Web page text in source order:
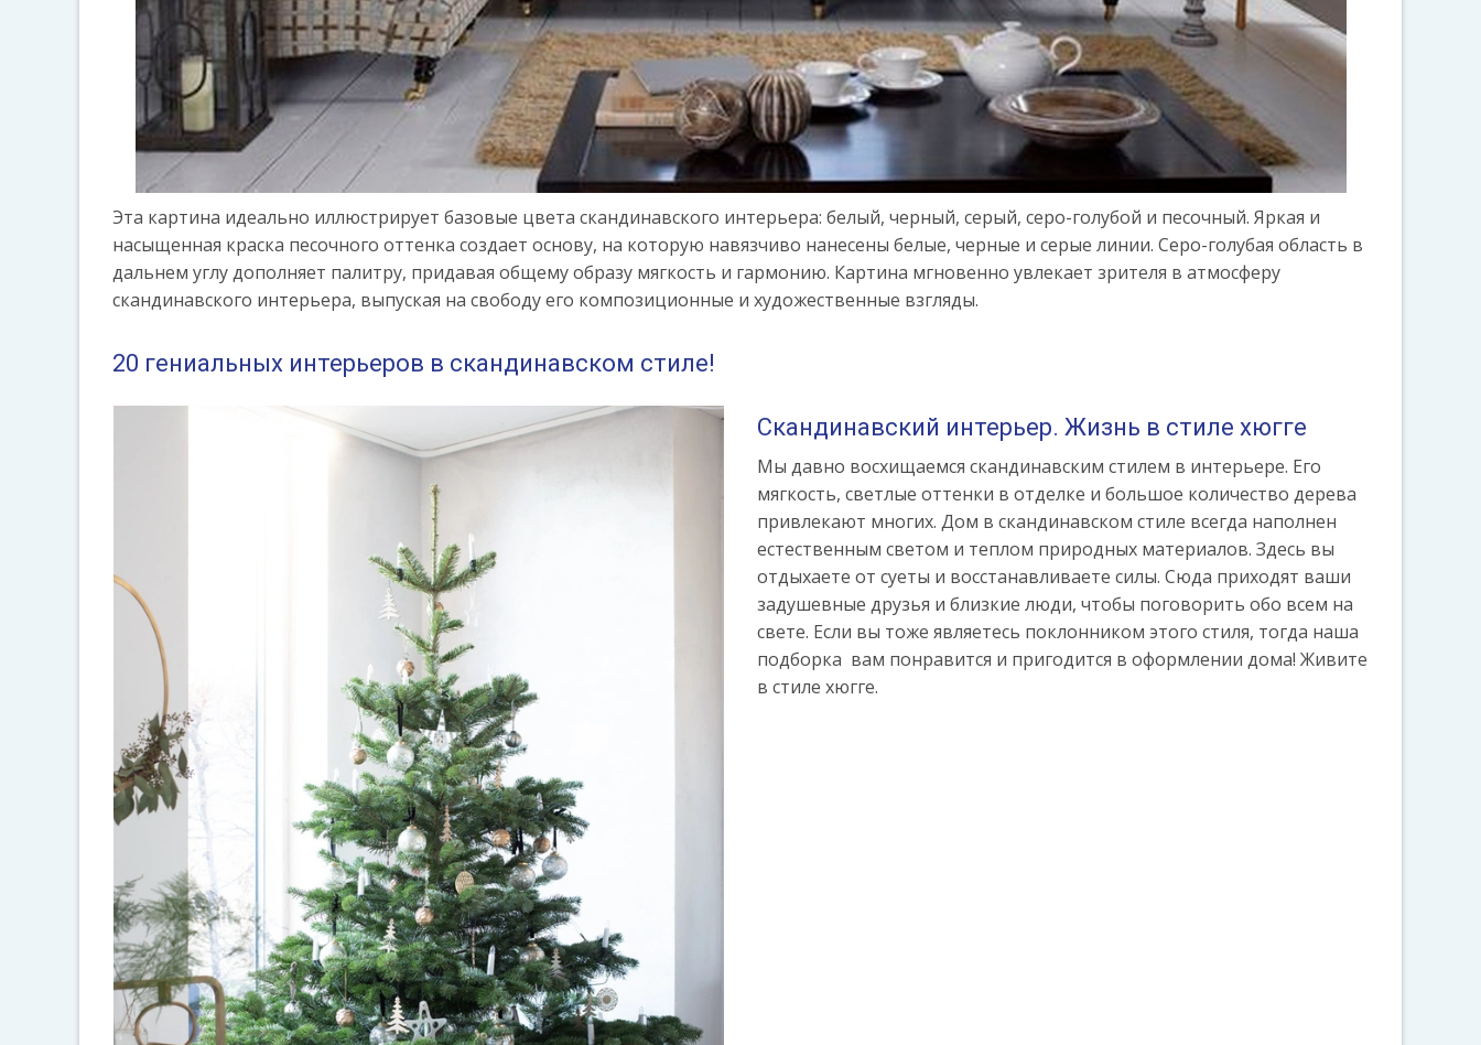
Эта картина идеально иллюстрирует базовые цвета скандинавского интерьера: белый, черный, серый, серо-голубой и песочный. Яркая и
насыщенная краска песочного оттенка создает основу, на которую навязчиво нанесены белые, черные и серые линии. Серо-голубая область в
дальнем углу дополняет палитру, придавая общему образу мягкость и гармонию. Картина мгновенно увлекает зрителя в атмосферу
скандинавского интерьера, выпуская на свободу его композиционные и художественные взгляды.
20 гениальных интерьеров в скандинавском стиле!
Скандинавский интерьер. Жизнь в стиле хюгге
Мы давно восхищаемся скандинавским стилем в интерьере. Его
мягкость, светлые оттенки в отделке и большое количество дерева
привлекают многих. Дом в скандинавском стиле всегда наполнен
естественным светом и теплом природных материалов. Здесь вы
отдыхаете от суеты и восстанавливаете силы. Сюда приходят ваши
задушевные друзья и близкие люди, чтобы поговорить обо всем на
свете. Если вы тоже являетесь поклонником этого стиля, тогда наша
подборка вам понравится и пригодится в оформлении дома! Живите
в стиле хюгге.